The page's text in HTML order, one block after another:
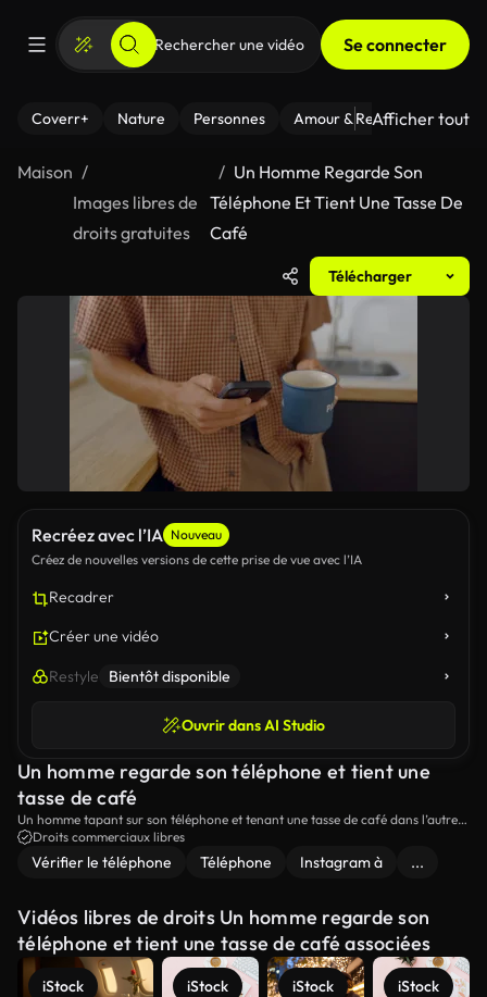
Se connecter
Coverr+ Nature Personnes Amour & Relations Le
Afficher tout
Maison
Images libres de
droits gratuites
Un Homme Regarde Son
Téléphone Et Tient Une Tasse De
Café
Télécharger
Recréez avec l’IA Nouveau
Créez de nouvelles versions de cette prise de vue avec l’IA
Recadrer
Créer une vidéo
Restyle Bientôt disponible
Ouvrir dans AI Studio
Un homme regarde son téléphone et tient une
tasse de café
Un homme tapant sur son téléphone et tenant une tasse de café dans l’autre
main.Droits commerciaux libres
Vérifier le téléphone Téléphone Instagram à ...
Vidéos libres de droits Un homme regarde son
téléphone et tient une tasse de café associées
iStock iStock iStock iStock